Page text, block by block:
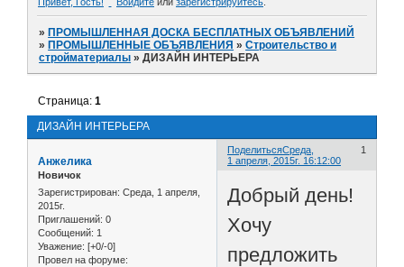
»ПРОМЫШЛЕННАЯ ДОСКА БЕСПЛАТНЫХ ОБЪЯВЛЕНИЙ
»ПРОМЫШЛЕННЫЕ ОБЪЯВЛЕНИЯ »Строительство и
стройматериалы »ДИЗАЙН ИНТЕРЬЕРА
ДИЗАЙН ИНТЕРЬЕРА
Страница:1
Поделиться 1
Среда,
1 апреля, 2015г. 16:12:00
Анжелика
Новичок
Зарегистрирован: Среда, 1 апреля,
2015г.
Приглашений: 0
Сообщений: 1
Уважение: [+0/-0]
Провел на форуме:
Добрый день!
Хочу
предложить